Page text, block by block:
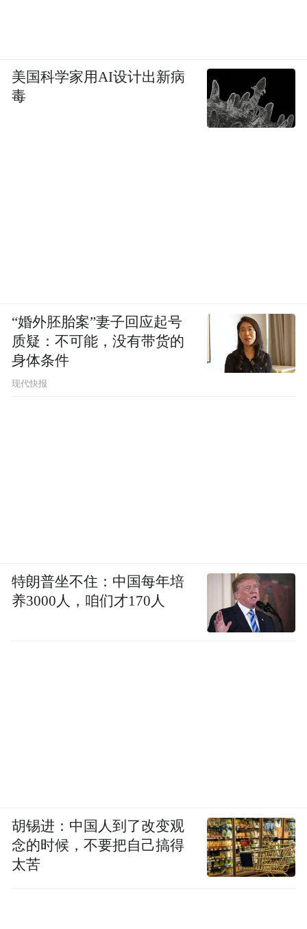
美国科学家用AI设计出新病
毒
“婚外胚胎案”妻子回应起号
质疑：不可能，没有带货的
身体条件
现代快报
特朗普坐不住：中国每年培
养3000人，咱们才170人
胡锡进：中国人到了改变观
念的时候，不要把自己搞得
太苦